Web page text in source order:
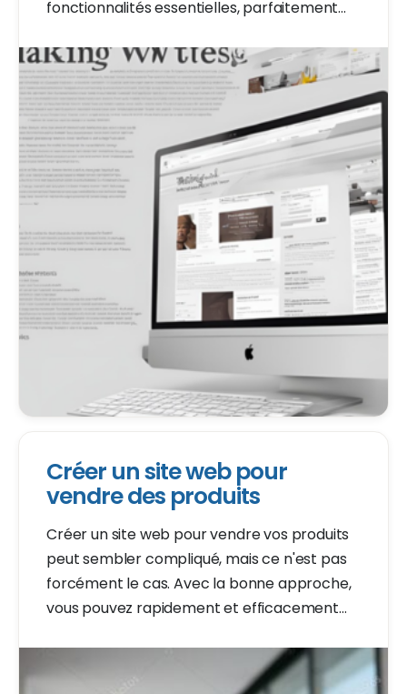
fonctionnalités essentielles, parfaitement
votre boutique en ligne dès aujourd'hui !
Créer un site web pour
vendre des produits
Créer un site web pour vendre vos produits
peut sembler compliqué, mais ce n'est pas
forcément le cas. Avec la bonne approche,
vous pouvez rapidement et efficacement
attrayant et fonctionnel. Ce guide vous guide
à travers les étapes essentielles pour rendre